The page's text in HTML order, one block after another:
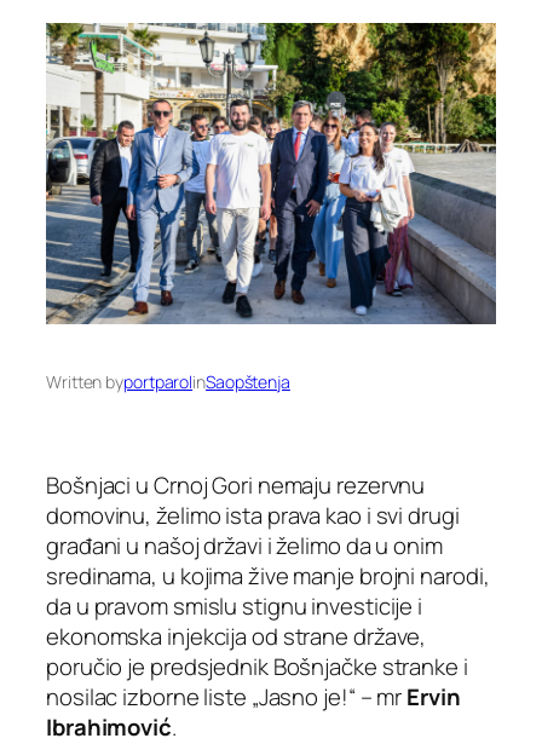
Written byportparolinSaopštenja
Bošnjaci u Crnoj Gori nemaju rezervnu
domovinu, želimo ista prava kao i svi drugi
građani u našoj državi i želimo da u onim
sredinama, u kojima žive manje brojni narodi,
da u pravom smislu stignu investicije i
ekonomska injekcija od strane države,
poručio je predsjednik Bošnjačke stranke i
nosilac izborne liste „Jasno je!“ – mrErvin
Ibrahimović.